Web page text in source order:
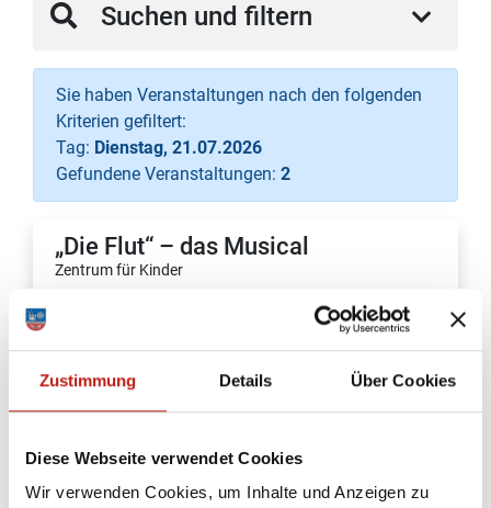
Zustimmung Details Über Cookies
Diese Webseite verwendet Cookies
Wir verwenden Cookies, um Inhalte und Anzeigen zu
Suchen und filtern
Sie haben Veranstaltungen nach den folgenden
Kriterien gefiltert:
Tag: Dienstag, 21.07.2026
Gefundene Veranstaltungen: 2
„Die Flut“ – das Musical
Zentrum für Kinder
Donnerstag, 01.01.2026 - Freitag, 24.07.2026
14:00 Uhr - 16:00 Uhr